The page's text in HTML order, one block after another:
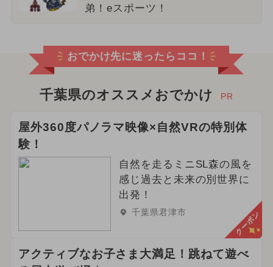
弟！eスポーツ！
おでかけ先に迷ったらココ！
千葉県のオススメおでかけ PR
屋外360度パノラマ映像×自然VRの特別体
験！
自然を走るミニSL森の風を
感じ過去と未来の別世界に
出発！
千葉県君津市 クーポン
アクティブなお子さま大満足！跳ねて遊べ